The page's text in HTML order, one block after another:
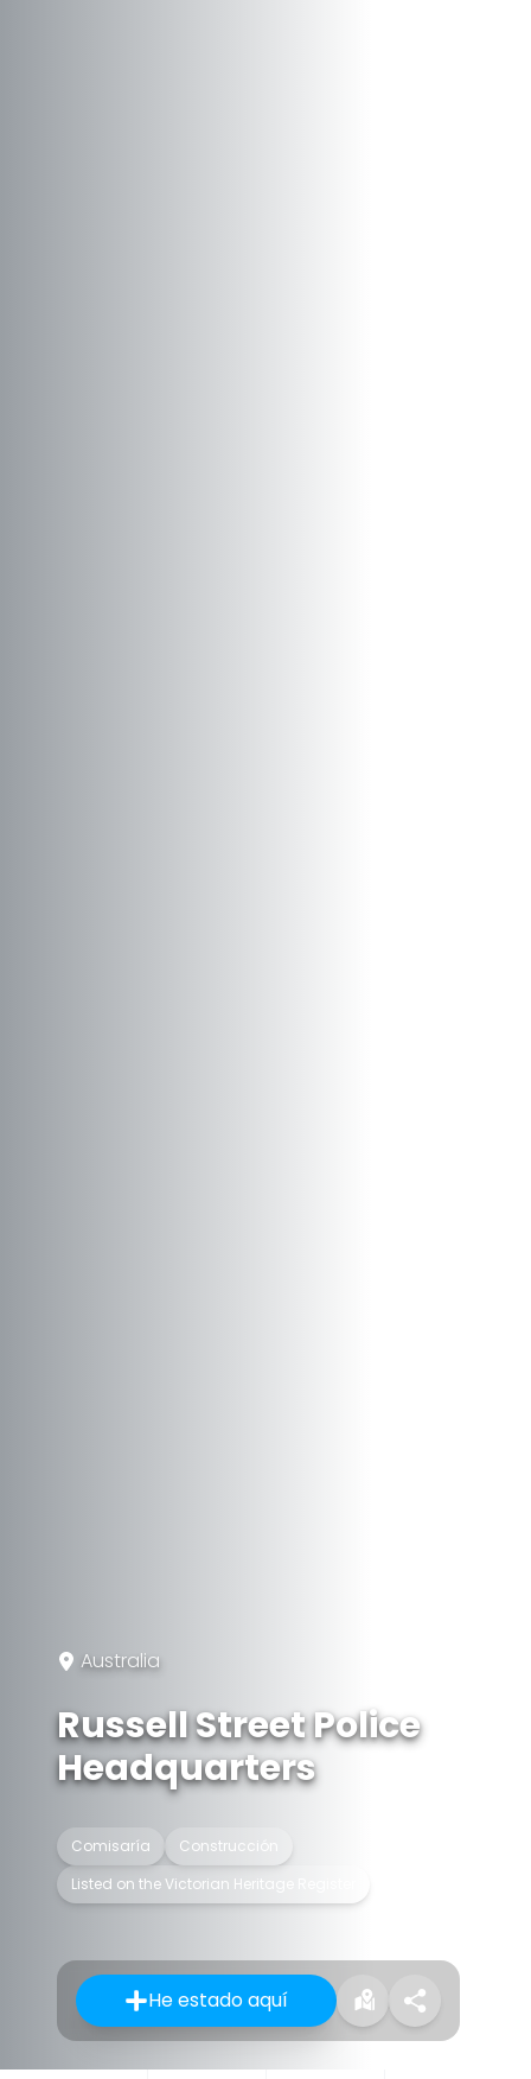
Australia
Russell Street Police
Headquarters
Comisaría
Construcción
Listed on the Victorian Heritage Register
He estado aquí